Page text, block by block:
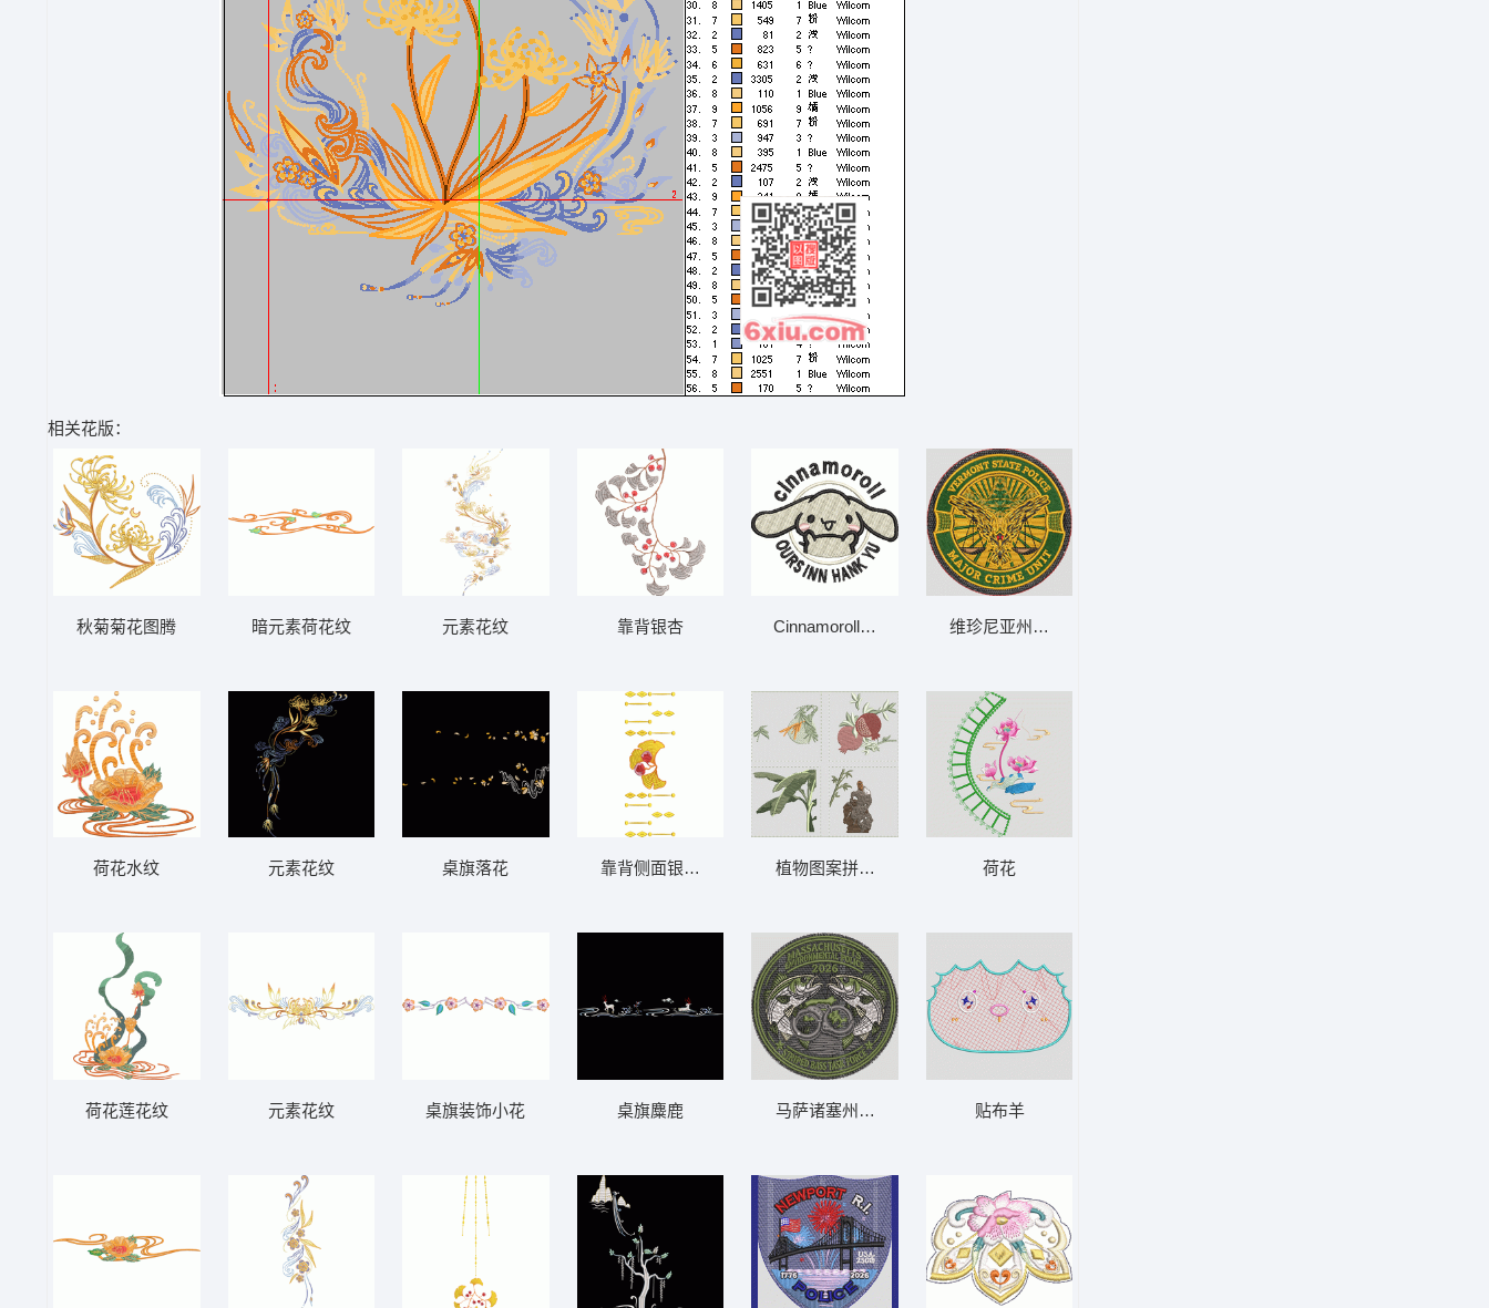
相关花版：
秋菊菊花图腾
荷花水纹
荷花莲花纹
暗元素荷花纹
元素花纹
元素花纹
元素花纹
桌旗落花
桌旗装饰小花
靠背银杏
靠背侧面银杏装饰
桌旗麋鹿
Cinnamoroll的可爱形象 B1童装兔子花
马萨诸塞州环境警察 行动 鱼 MASS
荷花
贴布羊